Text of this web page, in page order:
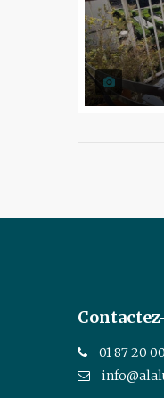
01 87 20